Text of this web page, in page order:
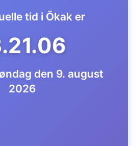
tid i Ōkak er
den 9. august
2026